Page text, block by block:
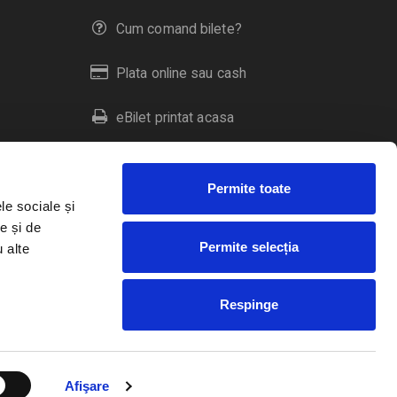
sociale și
și de
alte
Afişare
Permite toate
Permite selecția
Respinge
Cum comand bilete?
Plata online sau cash
eBilet printat acasa
Livrare prin curier
Duplicare bilete